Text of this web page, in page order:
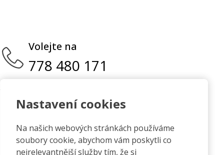
Volejte na
778 480 171
prodejně.
Nastavení cookies
Na našich webových stránkách používáme
soubory cookie, abychom vám poskytli co
nejrelevantnější služby tím, že si